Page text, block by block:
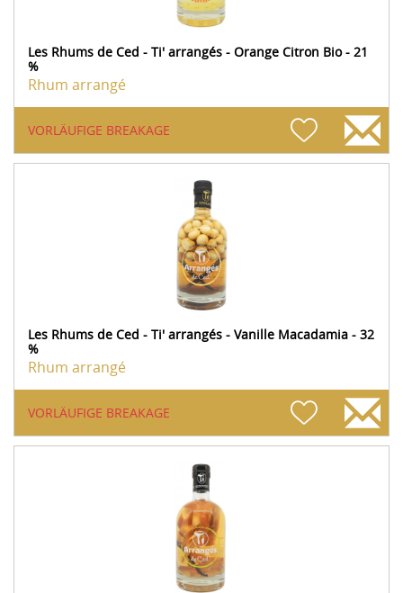
Les Rhums de Ced - Ti' arrangés - Orange Citron Bio - 21
%
Rhum arrangé
VORLÄUFIGE BREAKAGE
Les Rhums de Ced - Ti' arrangés - Vanille Macadamia - 32
%
Rhum arrangé
VORLÄUFIGE BREAKAGE